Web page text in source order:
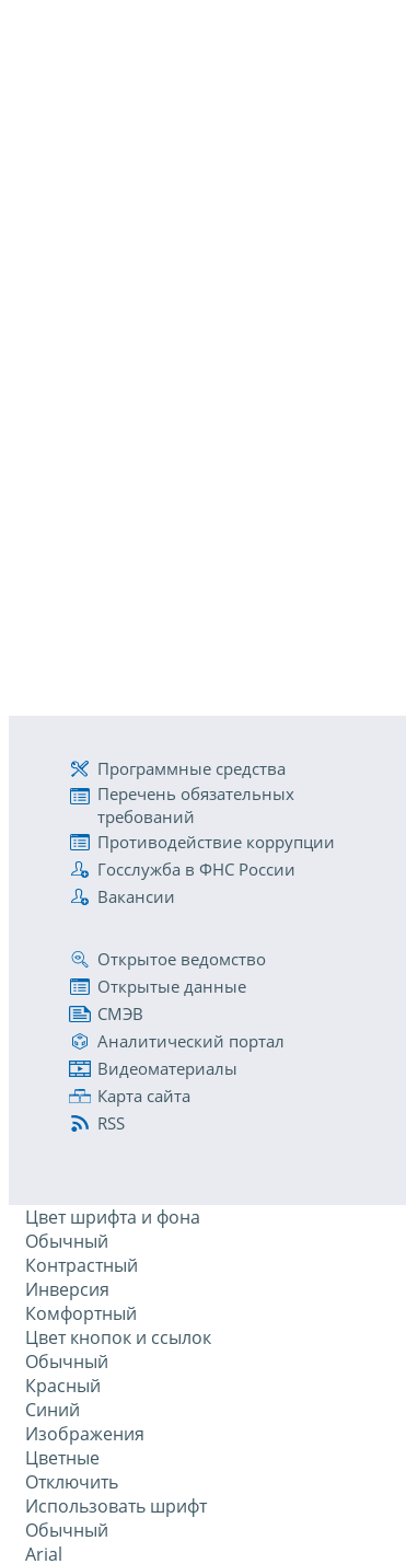
Программные средства
Перечень обязательных
требований
Противодействие коррупции
Госслужба в ФНС России
Вакансии
Открытое ведомство
Открытые данные
СМЭВ
Аналитический портал
Видеоматериалы
Карта сайта
RSS
Цвет шрифта и фона
Обычный
Контрастный
Инверсия
Комфортный
Цвет кнопок и ссылок
Обычный
Красный
Синий
Изображения
Цветные
Отключить
Использовать шрифт
Обычный
Arial